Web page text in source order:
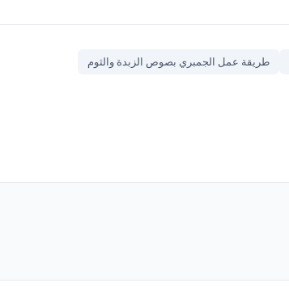
طريقة عمل الجمبري بصوص الزبدة والثوم